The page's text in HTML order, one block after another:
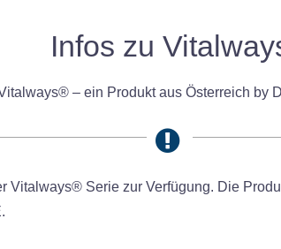
Infos zu
– ein Produkt aus Österreich by
Vitalways® Serie zur Verfügung. Die